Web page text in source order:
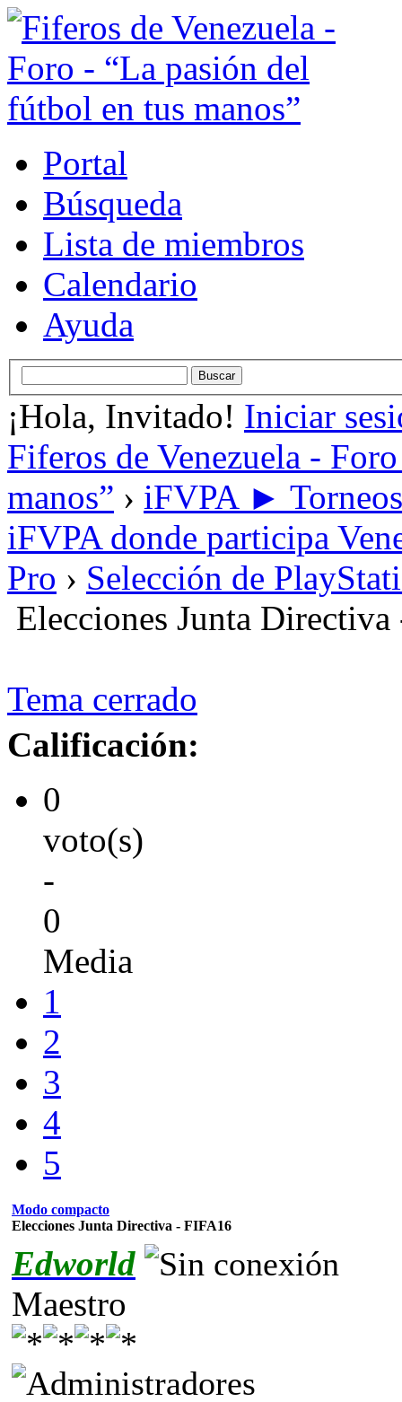
Portal
Búsqueda
Lista de miembros
Calendario
Ayuda
¡Hola, Invitado! Iniciar
Fiferos de Venezuela -
manos” › iFVPA ►
iFVPA donde participa
Pro › Selección de
Elecciones Junta
Tema cerrado
Calificación:
0
voto(s)
-
0
Media
1
2
3
4
5
Modo compacto
Elecciones Junta Directiva - FIFA16
Edworld
Maestro